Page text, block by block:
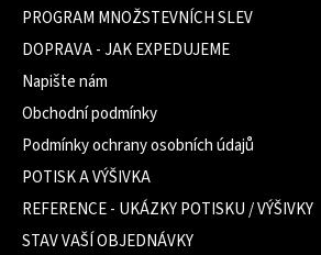
PROGRAM MNOŽSTEVNÍCH SLEV
DOPRAVA - JAK EXPEDUJEME
Napište nám
Obchodní podmínky
Podmínky ochrany osobních údajů
POTISK A VÝŠIVKA
REFERENCE - UKÁZKY POTISKU / VÝŠIVKY
STAV VAŠÍ OBJEDNÁVKY